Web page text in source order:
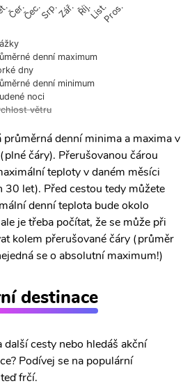
denní maximum
dny
denní minimum
noci
větru
Čer.Čec.Srp.Zář. Říj.List.Pros.
průměrná denní minima a maxima v
čáry). Přerušovanou čárou
teploty v daném měsíci
let). Před cestou tedy můžete
denní teplota bude okolo
je třeba počítat, že se může při
kolem přerušované čáry (průměr
se o absolutní maximum!)
destinace
další cesty nebo hledáš akční
Podívej se na populární
frčí.